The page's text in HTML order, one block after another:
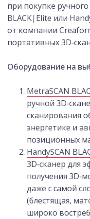
при покупке ручного
BLACK|Elite или
от компании
портативных
Оборудование на
MetraSCAN
ручной
сканирования
энергетике и
позиционных
HandySCAN
3D‑сканер для
получения
даже с самой
(блестящая,
широко